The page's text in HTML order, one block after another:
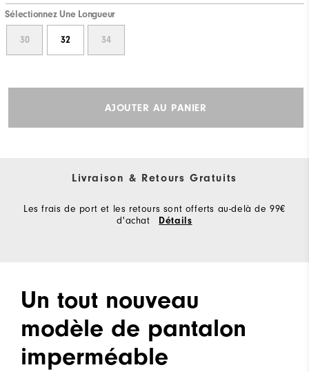
Sélectionnez Une Longueur
30 32 34
AJOUTER AU PANIER
Livraison & Retours Gratuits
Les frais de port et les retours sont offerts au-delà de 99€
d'achat
Détails
Un tout nouveau
modèle de pantalon
imperméable